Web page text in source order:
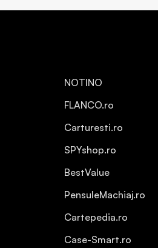
NOTINO
FLANCO.ro
Carturesti.ro
SPYshop.ro
BestValue
PensuleMachiaj.ro
Cartepedia.ro
Case-Smart.ro